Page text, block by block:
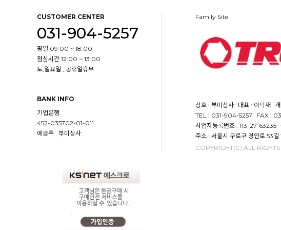
CUSTOMER CENTER
031-904-5257
평일 09:00 ~ 18:00
점심시간 12:00 ~ 13:00
토,일요일 , 공휴일휴무
BANK INFO
기업은행
452-035702-01-011
예금주 : 부미상사
Family Site
상호 : 부미상사 대표 : 이덕재
TEL : 031-904-5257
FAX :
사업자등록번호 : 113-27-63235
주소 : 서울시 구로구 경인로 53길
COPYRIGHT(C) ALL